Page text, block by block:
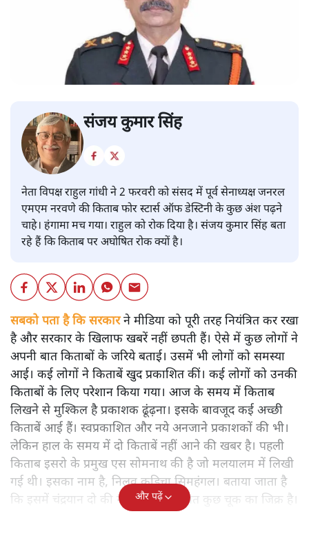
संजय कुमार सिंह
नेता विपक्ष राहुल गांधी ने 2 फरवरी को संसद में पूर्व सेनाध्यक्ष जनरल
एमएम नरवणे की किताब फोर स्टार्स ऑफ डेस्टिनी के कुछ अंश पढ़ने
चाहे। हंगामा मच गया। राहुल को रोक दिया है। संजय कुमार सिंह बता
रहे हैं कि किताब पर अघोषित रोक क्यों है।
सबको पता है कि सरकारने मीडिया को पूरी तरह नियंत्रित कर रखा
है और सरकार के खिलाफ खबरें नहीं छपती हैं। ऐसे में कुछ लोगों ने
अपनी बात किताबों के जरिये बताई। उसमें भी लोगों को समस्या
आई। कई लोगों ने किताबें खुद प्रकाशित कीं। कई लोगों को उनकी
किताबों के लिए परेशान किया गया। आज के समय में किताब
लिखने से मुश्किल है प्रकाशक ढूंढ़ना। इसके बावजूद कई अच्छी
किताबें आई हैं। स्वप्रकाशित और नये अनजाने प्रकाशकों की भी।
लेकिन हाल के समय में दो किताबें नहीं आने की खबर है। पहली
किताब इसरो के प्रमुख एस सोमनाथ की है जो मलयालम में लिखी
गई थी। इसका नाम है, निलवु कुडिचा सिमहंगल। बताया जाता है
कि इसमें चंद्रयान दो की नाकामी से संबंधित कुछ चूक का जिक्र है।
और पढ़ें